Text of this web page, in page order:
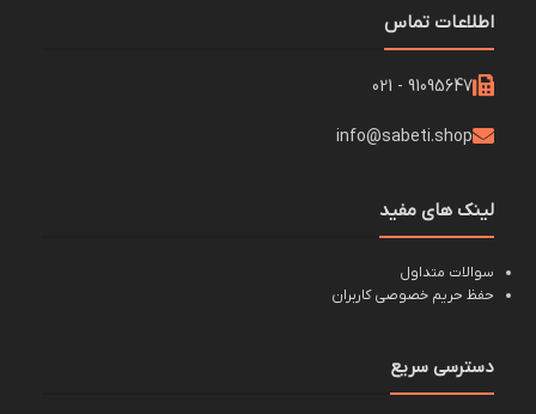
اطلاعات تماس
91095647 - 021
info@sabeti.shop
لینک های مفید
سوالات متداول
حفظ حریم خصوصی کاربران
دسترسی سریع